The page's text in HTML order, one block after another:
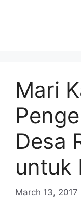
Mari
Desa
untuk
March 13, 2017